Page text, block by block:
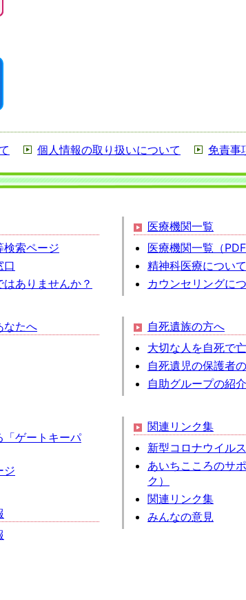
個人情報の取り扱いについて 免責事
検索ページ
口
ありませんか？
なたへ
「ゲートキーパ
ジ
医療機関一覧
医療機関一覧（PDF
精神科医療につい
カウンセリングに
自死遺族の方へ
大切な人を自死で
自死遺児の保護者
自助グループの紹介
関連リンク集
新型コロナウイル
あいちこころのサ
ク）
関連リンク集
みんなの意見